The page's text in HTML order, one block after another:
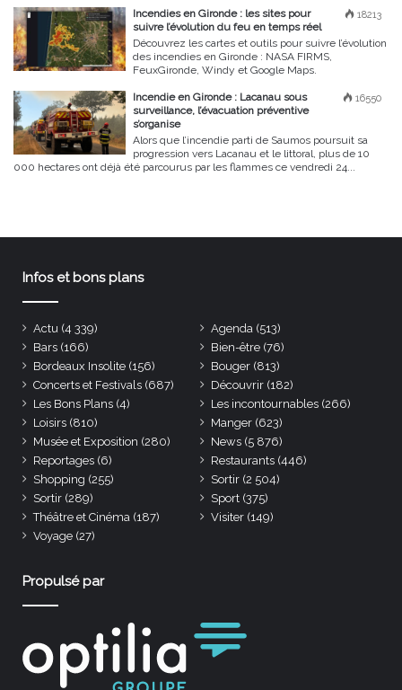
18213
Incendies en Gironde : les sites pour
suivre l’évolution du feu en temps réel
Découvrez les cartes et outils pour suivre l’évolution
des incendies en Gironde : NASA FIRMS,
FeuxGironde, Windy et Google Maps.
16550
Incendie en Gironde : Lacanau sous
surveillance, l’évacuation préventive
s’organise
Alors que l’incendie parti de Saumos poursuit sa
progression vers Lacanau et le littoral, plus de 10
000 hectares ont déjà été parcourus par les flammes ce vendredi 24...
Infos et bons plans
Actu (4 339) Agenda (513)
Bars (166) Bien-être (76)
Bordeaux Insolite (156) Bouger (813)
Concerts et Festivals (687) Découvrir (182)
Les Bons Plans (4) Les incontournables (266)
Loisirs (810) Manger (623)
Musée et Exposition (280) News (5 876)
Reportages (6) Restaurants (446)
Shopping (255) Sortir (2 504)
Sortir (289) Sport (375)
Théâtre et Cinéma (187) Visiter (149)
Voyage (27)
Propulsé par